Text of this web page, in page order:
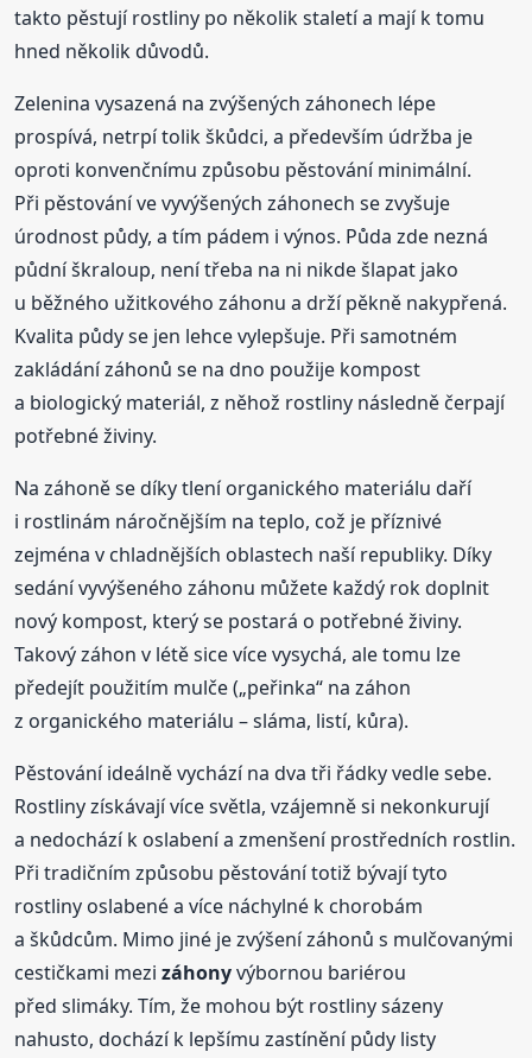
takto pěstují rostliny po několik staletí a mají k tomu
hned několik důvodů.
Zelenina vysazená na zvýšených záhonech lépe
prospívá, netrpí tolik škůdci, a především údržba je
oproti konvenčnímu způsobu pěstování minimální.
Při pěstování ve vyvýšených záhonech se zvyšuje
úrodnost půdy, a tím pádem i výnos. Půda zde nezná
půdní škraloup, není třeba na ni nikde šlapat jako
u běžného užitkového záhonu a drží pěkně nakypřená.
Kvalita půdy se jen lehce vylepšuje. Při samotném
zakládání záhonů se na dno použije kompost
a biologický materiál, z něhož rostliny následně čerpají
potřebné živiny.
Na záhoně se díky tlení organického materiálu daří
i rostlinám náročnějším na teplo, což je příznivé
zejména v chladnějších oblastech naší republiky. Díky
sedání vyvýšeného záhonu můžete každý rok doplnit
nový kompost, který se postará o potřebné živiny.
Takový záhon v létě sice více vysychá, ale tomu lze
předejít použitím mulče („peřinka“ na záhon
z organického materiálu – sláma, listí, kůra).
Pěstování ideálně vychází na dva tři řádky vedle sebe.
Rostliny získávají více světla, vzájemně si nekonkurují
a nedochází k oslabení a zmenšení prostředních rostlin.
Při tradičním způsobu pěstování totiž bývají tyto
rostliny oslabené a více náchylné k chorobám
a škůdcům. Mimo jiné je zvýšení záhonů s mulčovanými
cestičkami mezizáhonyvýbornou bariérou
před slimáky. Tím, že mohou být rostliny sázeny
nahusto, dochází k lepšímu zastínění půdy listy